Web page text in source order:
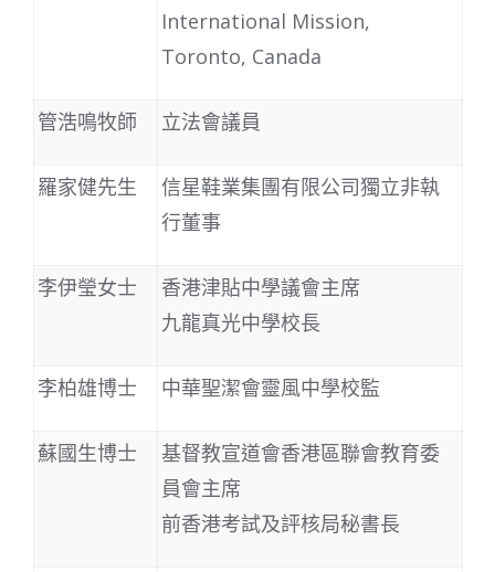
International Mission,
Toronto, Canada
管浩鳴牧師 立法會議員
羅家健先生
信星鞋業集團有限公司獨立非執
行董事
李伊瑩女士
香港津貼中學議會主席
九龍真光中學校長
李柏雄博士 中華聖潔會靈風中學校監
蘇國生博士
基督教宣道會香港區聯會教育委
員會主席
前香港考試及評核局秘書長